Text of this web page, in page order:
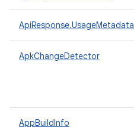
ApiResponse.UsageMetadata
ApkChangeDetector
AppBuildInfo